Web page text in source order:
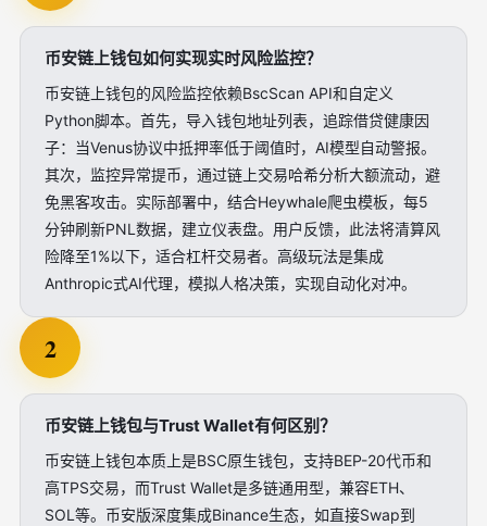
币安链上钱包如何实现实时风险监控？
币安链上钱包的风险监控依赖BscScan API和自定义
Python脚本。首先，导入钱包地址列表，追踪借贷健康因
子：当Venus协议中抵押率低于阈值时，AI模型自动警报。
其次，监控异常提币，通过链上交易哈希分析大额流动，避
免黑客攻击。实际部署中，结合Heywhale爬虫模板，每5
分钟刷新PNL数据，建立仪表盘。用户反馈，此法将清算风
险降至1%以下，适合杠杆交易者。高级玩法是集成
Anthropic式AI代理，模拟人格决策，实现自动化对冲。
2
币安链上钱包与Trust Wallet有何区别？
币安链上钱包本质上是BSC原生钱包，支持BEP-20代币和
高TPS交易，而Trust Wallet是多链通用型，兼容ETH、
SOL等。币安版深度集成Binance生态，如直接Swap到